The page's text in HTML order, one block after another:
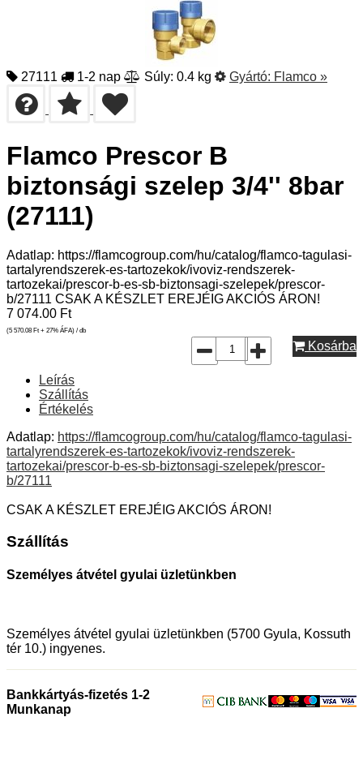
27111 1-2 nap Súly: 0.4 kg Gyártó: Flamco »
Flamco Prescor B
biztonsági szelep 3/4'' 8bar
(27111)
Adatlap: https://flamcogroup.com/hu/catalog/flamco-tagulasi-
tartalyrendszerek-es-tartozekok/ivoviz-rendszerek-
tartozekai/prescor-b-es-sb-biztonsagi-szelepek/prescor-
b/27111 CSAK A KÉSZLET EREJÉIG AKCIÓS ÁRON!
7 074.00 Ft
(5 570.08 Ft + 27% ÁFA) / db
Kosárba
Leírás
Szállítás
Értékelés
Adatlap: https://flamcogroup.com/hu/catalog/flamco-tagulasi-
tartalyrendszerek-es-tartozekok/ivoviz-rendszerek-
tartozekai/prescor-b-es-sb-biztonsagi-szelepek/prescor-
b/27111
CSAK A KÉSZLET EREJÉIG AKCIÓS ÁRON!
Szállítás
Személyes átvétel gyulai üzletünkben
Személyes átvétel gyulai üzletünkben (5700 Gyula, Kossuth
tér 10.) ingyenes.
Bankkártyás-fizetés 1-2
Munkanap